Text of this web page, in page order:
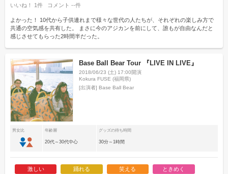
いいね！ 1件 コメント --件
よかった！ 10代から子供連れまで様々な世代の人たちが、それぞれの楽しみ方で
共通の空気感を共有した。 まさに今のアジカンを前にして、誰もが自由なんだと
感じさせてもらった2時間半だった。
Base Ball Bear Tour 『LIVE IN LIVE』
2018/06/23 (土) 17:00開演
Kokura FUSE (福岡県)
[出演者] Base Ball Bear
男女比 年齢層 グッズの待ち時間
20代～30代中心 30分～1時間
激しい 踊れる 笑える
ときめく